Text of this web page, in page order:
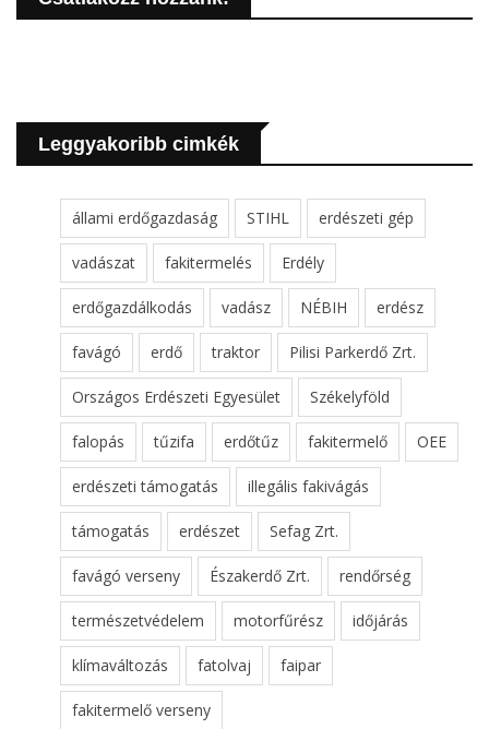
Leggyakoribb cimkék
állami erdőgazdaság STIHL erdészeti gép
vadászat fakitermelés Erdély
erdőgazdálkodás vadász NÉBIH erdész
favágó erdő traktor Pilisi Parkerdő Zrt.
Országos Erdészeti Egyesület Székelyföld
falopás tűzifa erdőtűz fakitermelő OEE
erdészeti támogatás illegális fakivágás
támogatás erdészet Sefag Zrt.
favágó verseny Északerdő Zrt. rendőrség
természetvédelem motorfűrész időjárás
klímaváltozás fatolvaj faipar
fakitermelő verseny